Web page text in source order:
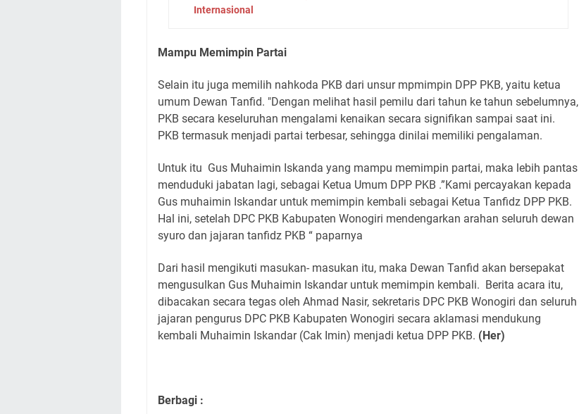
Internasional
Mampu Memimpin Partai
Selain itu juga memilih nahkoda PKB dari unsur mpmimpin DPP PKB, yaitu ketua
umum Dewan Tanfid. "Dengan melihat hasil pemilu dari tahun ke tahun sebelumnya,
PKB secara keseluruhan mengalami kenaikan secara signifikan sampai saat ini.
PKB termasuk menjadi partai terbesar, sehingga dinilai memiliki pengalaman.
Untuk itu Gus Muhaimin Iskanda yang mampu memimpin partai, maka lebih pantas
menduduki jabatan lagi, sebagai Ketua Umum DPP PKB .”Kami percayakan kepada
Gus muhaimin Iskandar untuk memimpin kembali sebagai Ketua Tanfidz DPP PKB.
Hal ini, setelah DPC PKB Kabupaten Wonogiri mendengarkan arahan seluruh dewan
syuro dan jajaran tanfidz PKB “ paparnya
Dari hasil mengikuti masukan- masukan itu, maka Dewan Tanfid akan bersepakat
mengusulkan Gus Muhaimin Iskandar untuk memimpin kembali. Berita acara itu,
dibacakan secara tegas oleh Ahmad Nasir, sekretaris DPC PKB Wonogiri dan seluruh
jajaran pengurus DPC PKB Kabupaten Wonogiri secara aklamasi mendukung
kembali Muhaimin Iskandar (Cak Imin) menjadi ketua DPP PKB. (Her)
Berbagi :